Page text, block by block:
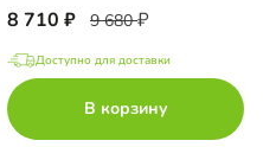
8 710 9 680
Доступно для доставки
В корзину